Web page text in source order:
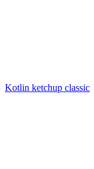
Kotlin ketchup classic